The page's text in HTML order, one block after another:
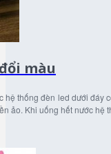
màu
hệ thống đèn led dưới
ảo. Khi uống hết nước hệ